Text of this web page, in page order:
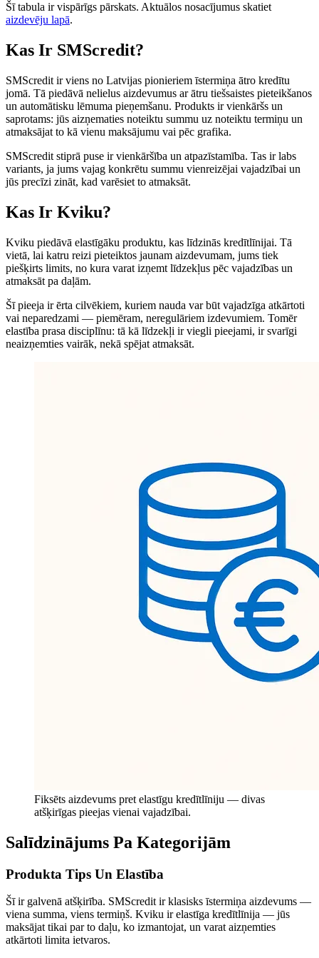
Šī tabula ir vispārīgs pārskats. Aktuālos nosacījumus skatiet
aizdevēju lapā.
Kas Ir SMScredit?
SMScredit ir viens no Latvijas pionieriem īstermiņa ātro kredītu
jomā. Tā piedāvā nelielus aizdevumus ar ātru tiešsaistes pieteikšanos
un automātisku lēmuma pieņemšanu. Produkts ir vienkāršs un
saprotams: jūs aizņematies noteiktu summu uz noteiktu termiņu un
atmaksājat to kā vienu maksājumu vai pēc grafika.
SMScredit stiprā puse ir vienkāršība un atpazīstamība. Tas ir labs
variants, ja jums vajag konkrētu summu vienreizējai vajadzībai un
jūs precīzi zināt, kad varēsiet to atmaksāt.
Kas Ir Kviku?
Kviku piedāvā elastīgāku produktu, kas līdzinās kredītlīnijai. Tā
vietā, lai katru reizi pieteiktos jaunam aizdevumam, jums tiek
piešķirts limits, no kura varat izņemt līdzekļus pēc vajadzības un
atmaksāt pa daļām.
Šī pieeja ir ērta cilvēkiem, kuriem nauda var būt vajadzīga atkārtoti
vai neparedzami — piemēram, neregulāriem izdevumiem. Tomēr
elastība prasa disciplīnu: tā kā līdzekļi ir viegli pieejami, ir svarīgi
neaizņemties vairāk, nekā spējat atmaksāt.
Fiksēts aizdevums pret elastīgu kredītlīniju — divas
atšķirīgas pieejas vienai vajadzībai.
Salīdzinājums Pa Kategorijām
Produkta Tips Un Elastība
Šī ir galvenā atšķirība. SMScredit ir klasisks īstermiņa aizdevums —
viena summa, viens termiņš. Kviku ir elastīga kredītlīnija — jūs
maksājat tikai par to daļu, ko izmantojat, un varat aizņemties
atkārtoti limita ietvaros.